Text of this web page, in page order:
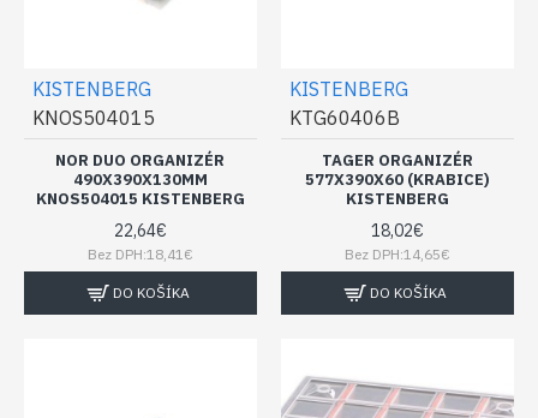
KISTENBERG
KNOS504015
NOR DUO ORGANIZÉR
490X390X130MM
KNOS504015 KISTENBERG
22,64€
Bez DPH:18,41€
DO KOŠÍKA
KISTENBERG
KTG60406B
TAGER ORGANIZÉR
577X390X60 (KRABICE)
KISTENBERG
18,02€
Bez DPH:14,65€
DO KOŠÍKA